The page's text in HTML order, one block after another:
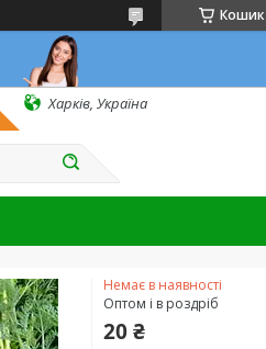
Кошик
Харків, Україна
Немає в наявності
Оптом і в роздріб
20 ₴